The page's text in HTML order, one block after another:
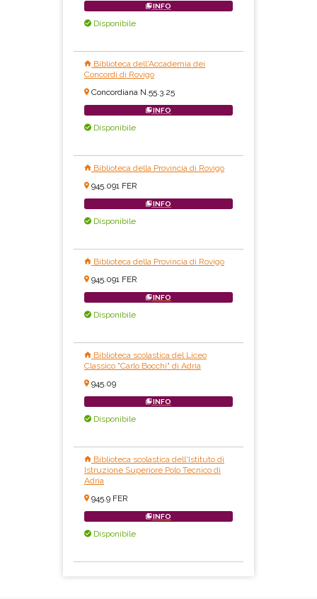
INFO
Disponibile
Biblioteca dell'Accademia dei
Concordi di Rovigo
Concordiana N.55.3.25
INFO
Disponibile
Biblioteca della Provincia di Rovigo
945.091 FER
INFO
Disponibile
Biblioteca della Provincia di Rovigo
945.091 FER
INFO
Disponibile
Biblioteca scolastica del Liceo
Classico "Carlo Bocchi" di Adria
945.09
INFO
Disponibile
Biblioteca scolastica dell'Istituto di
Istruzione Superiore Polo Tecnico di
Adria
945.9 FER
INFO
Disponibile